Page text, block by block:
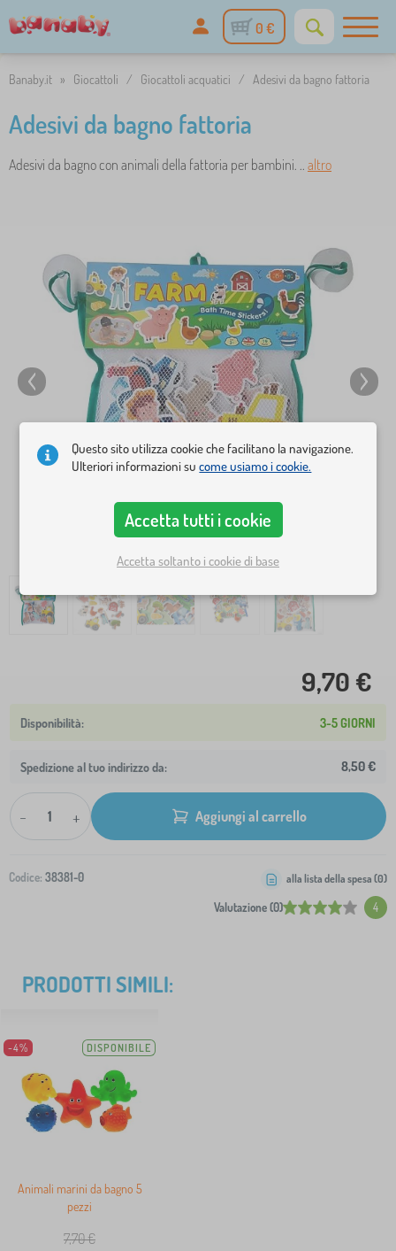
0 €
Banaby.it » Giocattoli / Giocattoli acquatici / Adesivi da bagno fattoria
Adesivi da bagno fattoria
Adesivi da bagno con animali della fattoria per bambini. .. altro
9,70 €
3-5 GIORNI
Spedizione al tuo indirizzo da: 8,50 €
- + Aggiungi al carrello
Codice: 38381-0
Valutazione (0) 4
alla lista della spesa (0)
PRODOTTI SIMILI:
-4% DISPONIBILE
Animali marini da bagno 5
pezzi
7,70€
Questo sito utilizza cookie che facilitano la navigazione.
Ulteriori informazioni sucome usiamo i cookie.
Accetta tutti i cookie
Accetta soltanto i cookie di base